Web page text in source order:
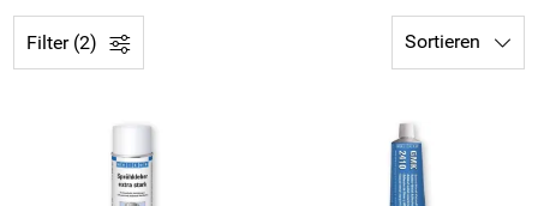
Filter (2) Sortieren